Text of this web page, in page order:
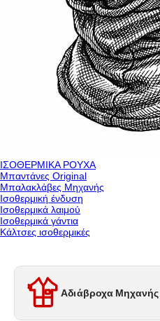
ΙΣΟΘΕΡΜΙΚΑ ΡΟΥΧΑ
Μπαντάνες Original
Μπαλακλάβες Μηχανής
Ισοθερμική ένδυση
Ισοθερμικά λαιμού
Ισοθερμικά γάντια
Κάλτσες ισοθερμικές
Αδιάβροχα Μηχανής